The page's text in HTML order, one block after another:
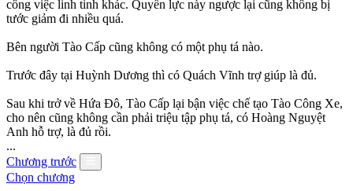
công việc linh tinh khác. Quyền lực này ngược lại cũng không bị
tước giảm đi nhiều quá.
Bên người Tào Cấp cũng không có một phụ tá nào.
Trước đây tại Huỳnh Dương thì có Quách Vĩnh trợ giúp là đủ.
Sau khi trở về Hứa Đô, Tào Cấp lại bận việc chế tạo Tào Công Xe,
cho nên cũng không cần phải triệu tập phụ tá, có Hoàng Nguyệt
Anh hỗ trợ, là đủ rồi.
...
Chương trước
Chọn chương